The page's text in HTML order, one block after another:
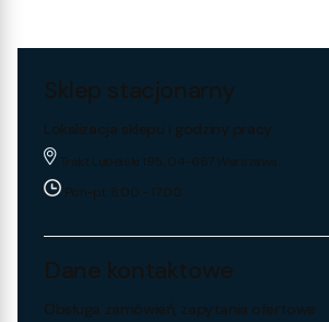
Sklep stacjonarny
Lokalizacja sklepu i godziny pracy
Trakt Lubelski 195, 04-667 Warszawa
Pon-pt: 8:00 - 17:00
Dane kontaktowe
Obsługa zamówień, zapytania ofertowe